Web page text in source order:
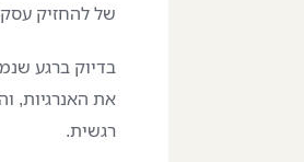
של להחזיק
בדיוק ברגע
את האנרגיות,
רגשית.